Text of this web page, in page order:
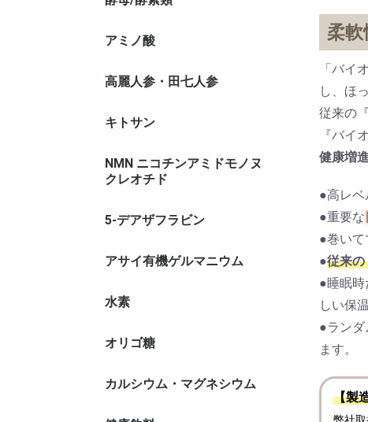
アミノ酸 霧島黒酢エ
高麗人参・田七人参
キトサン
NMN ニコチンアミドモノヌ
クレオチド
5-デアザフラビン
アサイ有機ゲルマニウム
水素
オリゴ糖
カルシウム・マグネシウム
柔
「バイ
し、ほ
従来の
『バイ
健康増
●高レベ
●重要な
●巻いて
●従来の
●睡眠時
しい保
●ラン
ます。
【製